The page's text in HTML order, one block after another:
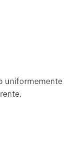
uniformemente